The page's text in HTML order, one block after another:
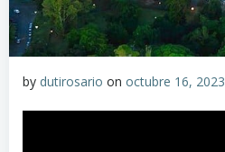
by dutirosario on octubre 16, 2023